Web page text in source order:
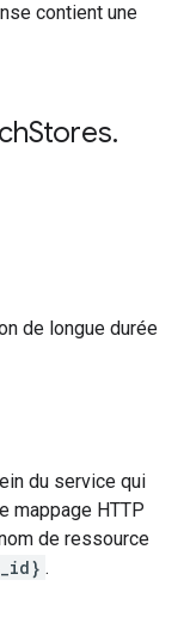
contient une
Stores.
de longue durée
du service qui
mappage HTTP
de ressource
.